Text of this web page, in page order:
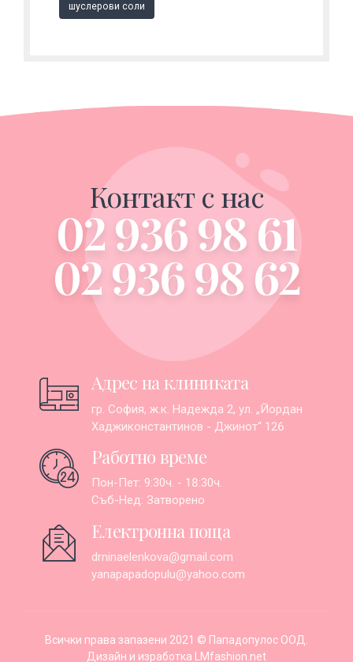
шуслерови соли
Контакт с нас
02 936 98 61
02 936 98 62
Адрес на клиниката
гр. София, ж.к. Надежда 2, ул. „Йордан
Хаджиконстантинов - Джинот“ 126
Работно време
Пон-Пет: 9:30ч. - 18:30ч.
Съб-Нед: Затворено
Електронна поща
drninaelenkova@gmail.com
yanapapadopulu@yahoo.com
Всички права запазени 2021 © Пападопулос ООД.
Дизайн и изработка LMfashion.net